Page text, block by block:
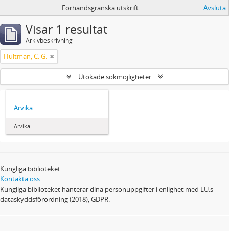
Förhandsgranska utskrift Avsluta
Visar 1 resultat
Arkivbeskrivning
Hultman, C. G.
Utökade sökmöjligheter
Arvika
Arvika
Kungliga biblioteket
Kontakta oss
Kungliga biblioteket hanterar dina personuppgifter i enlighet med EU:s
dataskyddsförordning (2018), GDPR.